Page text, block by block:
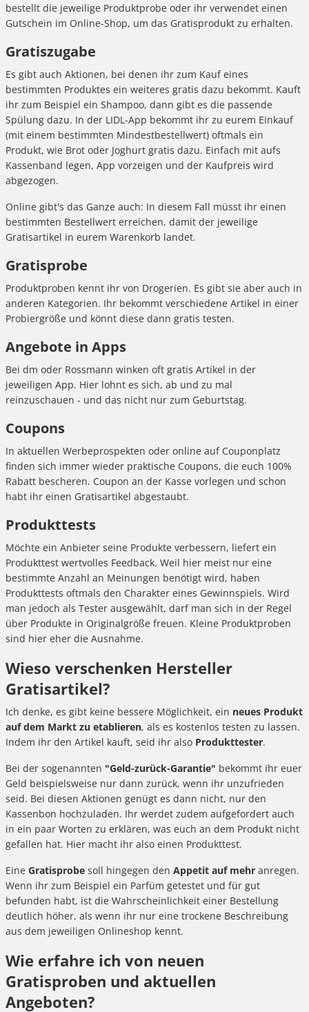
bestellt die jeweilige Produktprobe oder ihr verwendet einen
Gutschein im Online-Shop, um das Gratisprodukt zu erhalten.
Gratiszugabe
Es gibt auch Aktionen, bei denen ihr zum Kauf eines
bestimmten Produktes ein weiteres gratis dazu bekommt. Kauft
ihr zum Beispiel ein Shampoo, dann gibt es die passende
Spülung dazu. In der LIDL-App bekommt ihr zu eurem Einkauf
(mit einem bestimmten Mindestbestellwert) oftmals ein
Produkt, wie Brot oder Joghurt gratis dazu. Einfach mit aufs
Kassenband legen, App vorzeigen und der Kaufpreis wird
abgezogen.
Online gibt's das Ganze auch: In diesem Fall müsst ihr einen
bestimmten Bestellwert erreichen, damit der jeweilige
Gratisartikel in eurem Warenkorb landet.
Gratisprobe
Produktproben kennt ihr von Drogerien. Es gibt sie aber auch in
anderen Kategorien. Ihr bekommt verschiedene Artikel in einer
Probiergröße und könnt diese dann gratis testen.
Angebote in Apps
Bei dm oder Rossmann winken oft gratis Artikel in der
jeweiligen App. Hier lohnt es sich, ab und zu mal
reinzuschauen - und das nicht nur zum Geburtstag.
Coupons
In aktuellen Werbeprospekten oder online auf Couponplatz
finden sich immer wieder praktische Coupons, die euch 100%
Rabatt bescheren. Coupon an der Kasse vorlegen und schon
habt ihr einen Gratisartikel abgestaubt.
Produkttests
Möchte ein Anbieter seine Produkte verbessern, liefert ein
Produkttest wertvolles Feedback. Weil hier meist nur eine
bestimmte Anzahl an Meinungen benötigt wird, haben
Produkttests oftmals den Charakter eines Gewinnspiels. Wird
man jedoch als Tester ausgewählt, darf man sich in der Regel
über Produkte in Originalgröße freuen. Kleine Produktproben
sind hier eher die Ausnahme.
Wieso verschenken Hersteller
Gratisartikel?
Ich denke, es gibt keine bessere Möglichkeit, ein neues Produkt
auf dem Markt zu etablieren, als es kostenlos testen zu lassen.
Indem ihr den Artikel kauft, seid ihr also Produkttester.
Bei der sogenannten "Geld-zurück-Garantie" bekommt ihr euer
Geld beispielsweise nur dann zurück, wenn ihr unzufrieden
seid. Bei diesen Aktionen genügt es dann nicht, nur den
Kassenbon hochzuladen. Ihr werdet zudem aufgefordert auch
in ein paar Worten zu erklären, was euch an dem Produkt nicht
gefallen hat. Hier macht ihr also einen Produkttest.
Eine Gratisprobe soll hingegen den Appetit auf mehr anregen.
Wenn ihr zum Beispiel ein Parfüm getestet und für gut
befunden habt, ist die Wahrscheinlichkeit einer Bestellung
deutlich höher, als wenn ihr nur eine trockene Beschreibung
aus dem jeweiligen Onlineshop kennt.
Wie erfahre ich von neuen
Gratisproben und aktuellen
Angeboten?